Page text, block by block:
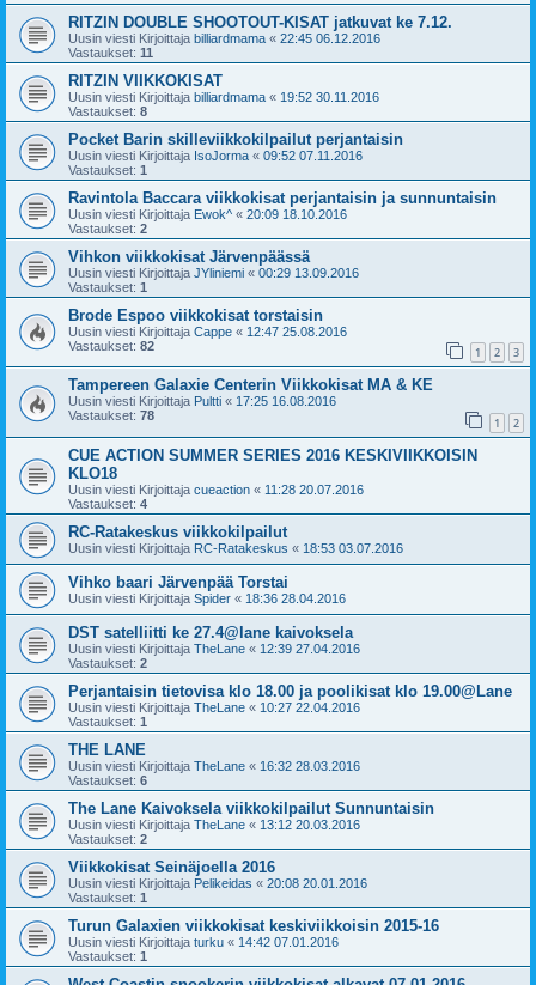
RITZIN DOUBLE SHOOTOUT-KISAT jatkuvat ke 7.12.
Uusin viesti Kirjoittaja billiardmama « 22:45 06.12.2016
Vastaukset: 11
RITZIN VIIKKOKISAT
Uusin viesti Kirjoittaja billiardmama « 19:52 30.11.2016
Vastaukset: 8
Pocket Barin skilleviikkokilpailut perjantaisin
Uusin viesti Kirjoittaja IsoJorma « 09:52 07.11.2016
Vastaukset: 1
Ravintola Baccara viikkokisat perjantaisin ja sunnuntaisin
Uusin viesti Kirjoittaja Ewok^ « 20:09 18.10.2016
Vastaukset: 2
Vihkon viikkokisat Järvenpäässä
Uusin viesti Kirjoittaja JYliniemi « 00:29 13.09.2016
Vastaukset: 1
Brode Espoo viikkokisat torstaisin
Uusin viesti Kirjoittaja Cappe « 12:47 25.08.2016
Vastaukset: 82 1 2 3
Tampereen Galaxie Centerin Viikkokisat MA & KE
Uusin viesti Kirjoittaja Pultti « 17:25 16.08.2016
Vastaukset: 78 1 2
CUE ACTION SUMMER SERIES 2016 KESKIVIIKKOISIN
KLO18
Uusin viesti Kirjoittaja cueaction « 11:28 20.07.2016
Vastaukset: 4
RC-Ratakeskus viikkokilpailut
Uusin viesti Kirjoittaja RC-Ratakeskus « 18:53 03.07.2016
Vihko baari Järvenpää Torstai
Uusin viesti Kirjoittaja Spider « 18:36 28.04.2016
DST satelliitti ke 27.4@lane kaivoksela
Uusin viesti Kirjoittaja TheLane « 12:39 27.04.2016
Vastaukset: 2
Perjantaisin tietovisa klo 18.00 ja poolikisat klo 19.00@Lane
Uusin viesti Kirjoittaja TheLane « 10:27 22.04.2016
Vastaukset: 1
THE LANE
Uusin viesti Kirjoittaja TheLane « 16:32 28.03.2016
Vastaukset: 6
The Lane Kaivoksela viikkokilpailut Sunnuntaisin
Uusin viesti Kirjoittaja TheLane « 13:12 20.03.2016
Vastaukset: 2
Viikkokisat Seinäjoella 2016
Uusin viesti Kirjoittaja Pelikeidas « 20:08 20.01.2016
Vastaukset: 1
Turun Galaxien viikkokisat keskiviikkoisin 2015-16
Uusin viesti Kirjoittaja turku « 14:42 07.01.2016
Vastaukset: 1